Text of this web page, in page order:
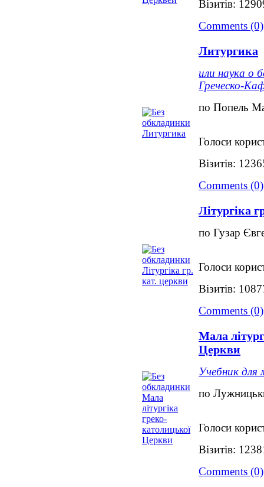
Візитів:
Comments (0)
Литургика
или наука о
Греческо-
по Попель
Голоси
Візитів:
Comments (0)
Літургіка
по Гузар
Голоси
Візитів:
Comments (0)
Мала
Церкви
Учебник для
по
Голоси
Візитів:
Comments (0)